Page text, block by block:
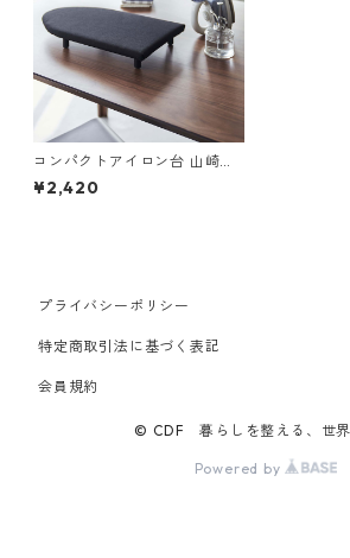
コンパクトアイロン台 山崎実
業 tower タワー 卓上脚付き
舟型アイロン台 S ブラック
¥2,420
プライバシーポリシー
特定商取引法に基づく表記
会員規約
© CDF 暮らしを整える、世
Powered by